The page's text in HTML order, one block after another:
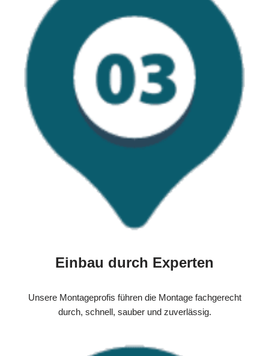
Einbau durch Experten
Unsere Montageprofis führen die Montage fachgerecht
durch, schnell, sauber und zuverlässig.